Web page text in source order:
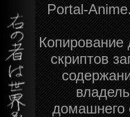
Portal-
Копирование
скриптов
домашнего